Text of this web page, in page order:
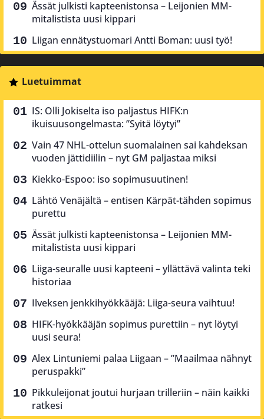
Ässät julkisti kapteenistonsa – Leijonien MM-
mitalistista uusi kippari
Liigan ennätystuomari Antti Boman: uusi työ!
Luetuimmat
IS: Olli Jokiselta iso paljastus HIFK:n
ikuisuusongelmasta: ”Syitä löytyi”
Vain 47 NHL-ottelun suomalainen sai kahdeksan
vuoden jättidiilin – nyt GM paljastaa miksi
Kiekko-Espoo: iso sopimusuutinen!
Lähtö Venäjältä – entisen Kärpät-tähden sopimus
purettu
Ässät julkisti kapteenistonsa – Leijonien MM-
mitalistista uusi kippari
Liiga-seuralle uusi kapteeni – yllättävä valinta teki
historiaa
Ilveksen jenkkihyökkääjä: Liiga-seura vaihtuu!
HIFK-hyökkääjän sopimus purettiin – nyt löytyi
uusi seura!
Alex Lintuniemi palaa Liigaan – ”Maailmaa nähnyt
peruspakki”
Pikkuleijonat joutui hurjaan trilleriin – näin kaikki
ratkesi